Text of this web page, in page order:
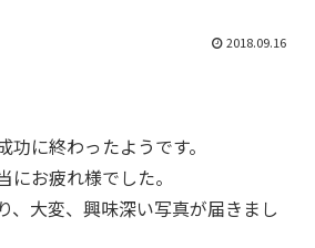
2018.09.16
に終わったようです。
お疲れ様でした。
、大変、興味深い写真が届きまし